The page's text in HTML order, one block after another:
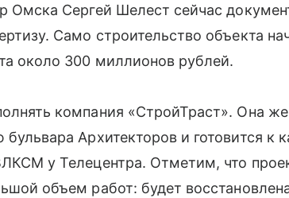
Омска Сергей Шелест сейчас
Само строительство объекта
около 300 миллионов рублей.
компания «СтройТраст». Она
бульвара Архитекторов и готовится к
у Телецентра. Отметим, что
объем работ: будет